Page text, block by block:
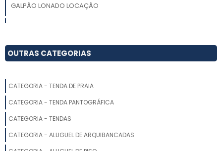
GALPÃO LONADO LOCAÇÃO
ALUGUEL DE TENDA TIPO CIRCO
ALUGUEL DE TENDAS PIRAMIDAL
ALUGUEL DE TENDAS E COBERTURAS
OUTRAS CATEGORIAS
CATEGORIA - TENDA DE PRAIA
CATEGORIA - TENDA PANTOGRÁFICA
CATEGORIA - TENDAS
CATEGORIA - ALUGUEL DE ARQUIBANCADAS